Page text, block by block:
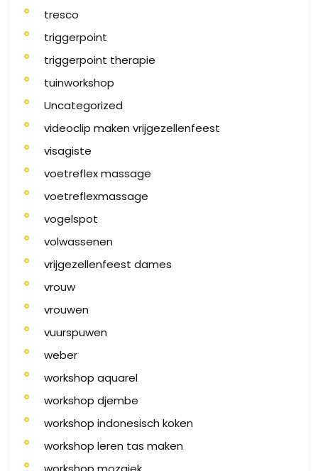
tresco
triggerpoint
triggerpoint therapie
tuinworkshop
Uncategorized
videoclip maken vrijgezellenfeest
visagiste
voetreflex massage
voetreflexmassage
vogelspot
volwassenen
vrijgezellenfeest dames
vrouw
vrouwen
vuurspuwen
weber
workshop aquarel
workshop djembe
workshop indonesisch koken
workshop leren tas maken